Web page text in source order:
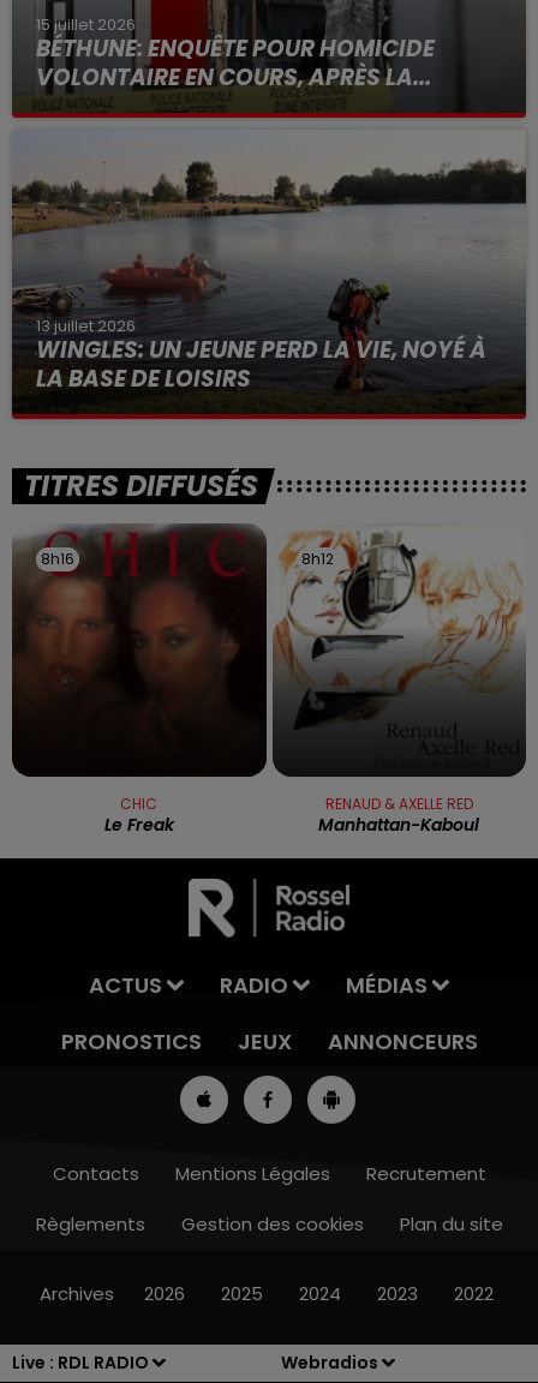
Live : RDL RADIO Webradios
8h00 - 10h00
15 juillet 2026
BÉTHUNE: ENQUÊTE POUR HOMICIDE
VOLONTAIRE EN COURS, APRÈS LA...
Selon les premiers éléments, le logement servait
13 juillet 2026
WINGLES: UN JEUNE PERD LA VIE, NOYÉ À
LA BASE DE LOISIRS
La victime a coulé à pic
TITRES DIFFUSÉS
8h16
8h16
CHIC
Le Freak
8h12
8h12
RENAUD & AXELLE RED
Manhattan-Kaboul
ACTUS RADIO
MÉDIAS
PRONOSTICS
JEUX ANNONCEURS
Contacts Mentions Légales
Recrutement
Règlements
Gestion des cookies Plan du site
Archives 2026 2025 2024 2023 2022